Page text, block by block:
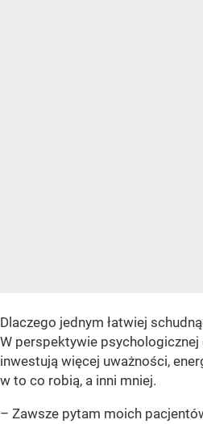
Dlaczego jednym łatwiej
W perspektywie psychologicznej
inwestują więcej uważności,
w to co robią, a inni mniej.
– Zawsze pytam moich